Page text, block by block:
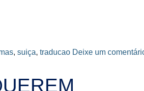
, suiça, traducao Deixe um